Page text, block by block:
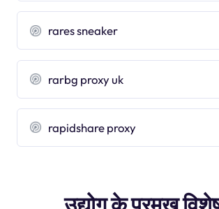
rares sneaker
rarbg proxy uk
rapidshare proxy